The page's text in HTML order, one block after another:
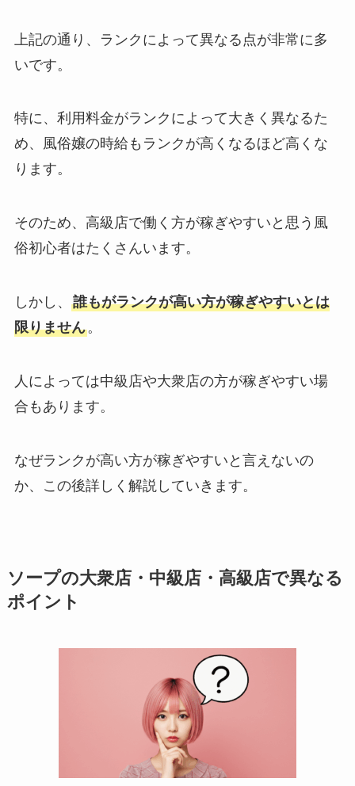
上記の通り、ランクによって異なる点が非常に多
いです。
特に、利用料金がランクによって大きく異なるた
め、風俗嬢の時給もランクが高くなるほど高くな
ります。
そのため、高級店で働く方が稼ぎやすいと思う風
俗初心者はたくさんいます。
しかし、 誰もがランクが高い方が稼ぎやすいとは
限りません。
人によっては中級店や大衆店の方が稼ぎやすい場
合もあります。
なぜランクが高い方が稼ぎやすいと言えないの
か、この後詳しく解説していきます。
ソープの大衆店・中級店・高級店で異なる
ポイント